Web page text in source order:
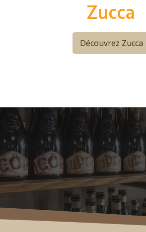
Zucca
Découvrez Zucca